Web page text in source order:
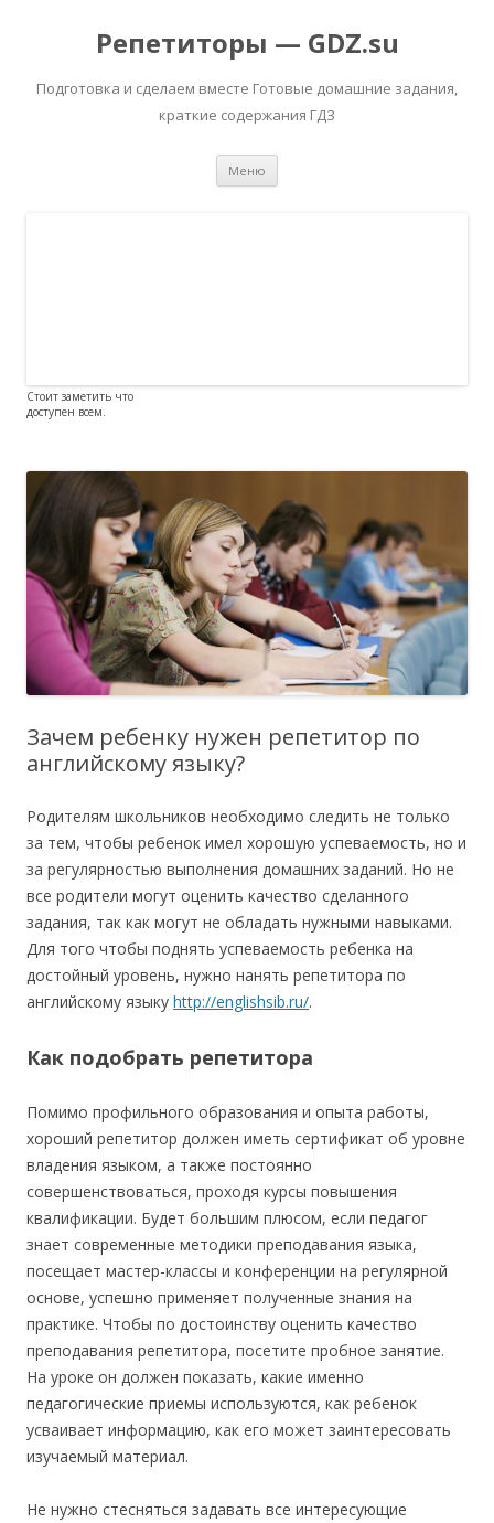
Репетиторы — GDZ.su
Подготовка и сделаем вместе Готовые домашние задания,
краткие содержания ГДЗ
Меню
Стоит заметить что
доступен всем.
Зачем ребенку нужен репетитор по
английскому языку?
Родителям школьников необходимо следить не только
за тем, чтобы ребенок имел хорошую успеваемость, но и
за регулярностью выполнения домашних заданий. Но не
все родители могут оценить качество сделанного
задания, так как могут не обладать нужными навыками.
Для того чтобы поднять успеваемость ребенка на
достойный уровень, нужно нанять репетитора по
английскому языку http://englishsib.ru/.
Как подобрать репетитора
Помимо профильного образования и опыта работы,
хороший репетитор должен иметь сертификат об уровне
владения языком, а также постоянно
совершенствоваться, проходя курсы повышения
квалификации. Будет большим плюсом, если педагог
знает современные методики преподавания языка,
посещает мастер-классы и конференции на регулярной
основе, успешно применяет полученные знания на
практике. Чтобы по достоинству оценить качество
преподавания репетитора, посетите пробное занятие.
На уроке он должен показать, какие именно
педагогические приемы используются, как ребенок
усваивает информацию, как его может заинтересовать
изучаемый материал.
Не нужно стесняться задавать все интересующие